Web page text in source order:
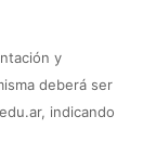
y
deberá ser
indicando